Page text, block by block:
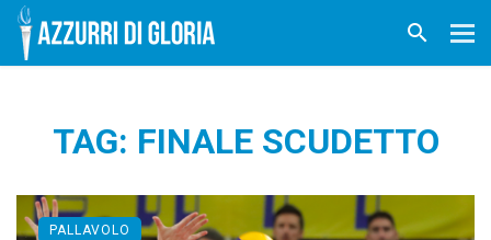
TAG: FINALE SCUDETTO
PALLAVOLO